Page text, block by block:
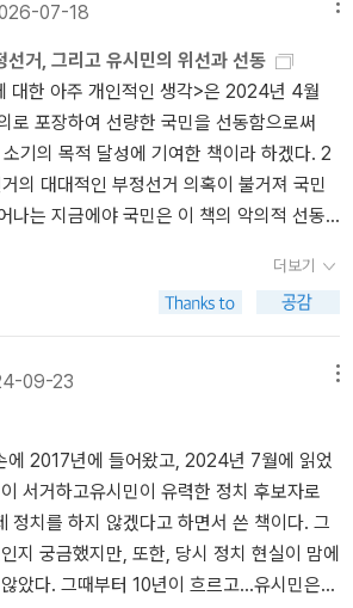
대한 근본적인 생각에 잠길 수 밖에 없다.
내려놓고서 새로운 삶을 시작하는 선언서와
싶었다. 유한성의 존재라는 사실을 받아들
그의 이야기는 정치인의 한 사람으로 독백
의 ''유시민''이라는 사람을 만나게 되며 그의
자신의 모습을 자각적이고 주체적인 자아로
인생 시작은 부모로부터 준비 없이 튀어나
에 대한 자아의 실존적인 요구를 해야만 한
인 이야기보다는 자기가 잘할 수 있고 잘할
기쁨을 누릴 수 있는 일을 하기를 권하고 있
치더라도 이에 부흥하는 재능이 뒷받침이
대로 재능이 아무리 특출나더라도 열정과
다면 역시 그는 불만의 불행으로 보았다. 이
이 본다. 열정과 재능 그사이에서 방황은 늘
것에서 즐김과 누림을 결부시킨다면 이야기
이 순간이라는 점에서 우리 각자의 방향은
것인가. 혹은 우리의 생이라는 시간의 화살
것인가를 그는 묻고 있다.또한 이 즐거운 일
로, 답변도 다르지 않다. 유시민은 이 책의 3
랑하고 연대하라'로 답변하되, 4장 '삶을
해 가치있는 삶을 망치는 못된 생각들을 맹
학자 마틴 셀리그만은 삶의 위대한 세 영역
였고 유시민은 여기에 '연대(solidarity)'의
'동일한 가치관과 목표를 가진 누군가와 손
탕으로 사회적 공동선을 이루어 가는 것'을
대로 성장하고 자라도록 한다. 같은 유전자
이 서로를 돌보고 자신들의 기득권을 지키는
. 이런 측면에서 진보주의란 '유전자를 공유
대한 진정한 관심과, 타인의 복지를 위해 사
놓는 자발성'으로 정의할 수 있다. 즉 진보는
타적으로 행동하는 동물 행동'과 정반대의
. 인간의 본성을 거스르는 부자연스런 길을
사의 소수로 존재한다. 대체로 소수이며, 현
하는 경우가 많다. 승리해도 그 승리를 오래
불구하고, 진보의 정신은 역사적으로 계속
다. 지난 18대 대통령 선거에서 진보주의는
래저래 재밌게 즐겼다. 우리의 인생에서 우
, 솔직히 우리가 주인공인적은 없었다. 크
들이 글쟁이로 알아주고, 국회의원과 장관
워한다. 자기가 하고 싶은 것이 무엇인지 아
할 수 있다는 것이다. 그것이야말로 진정한
사회에서 돈이 중요한 것은 알고 있으나, 돈
결국 남는 것은 극한의 허무이다.돈 외에
채울 수 없기 때문이다. 크라잉넛이 부러운
라 자기가 하고 싶은 것을 하는 것이다. 그들
술이었다. 인생은 예술이라고 말하려면 예
나, 우리의 인생은 예술이 아니라 그저 전시
에 불과하다. 폴 비릴리오의 <소멸의 미학>
으려면 그 존재가 어느 곳에 머물기만 하는
이는 것이다.하지만 우리는 움직일 수 있는
저 박제되어 있는 피조물에 불과하지 않은
없이 꿈도 없이 그저 정해진 틀에 살아가는
것인가? 사무실에 있는 다른 직원, 나보다 어
이 덜 든 같다는 말을 들었다. 크라잉넛에 대
고 그 일을 해야 했던 청춘의 시간을 다른 곳
. 그래서 그는 자신이 가장 잘 하는 일인 글쓰
기를 희망하는지도 모르겠다. 그는 무엇보다
느낄 수 있는 일인 배우고, 깨닫고, 다른 사
어하며, 내면에서 솟아나는 욕망을 긍정적
어 한다.삶에 대한 생각은 이러하고, '어떻게
도 깊은 성찰 끝에 나온 것임을 느낄 수 있는
게 살아가도 괜찮은 걸까?' 에 대한 질문을
'는 자신의 정체성을 알고 싶은 사람들이라면
이지만, 그리 쉽게 답을 얻을 수 없을지도 모
읽으면서 독자들도 그와 같은 질문을 스스
다.생명이 존엄하듯이 죽음도 역시 존엄해
생각도 함께 담아 놓았다.1장, 2장으로 거쳐
도 즐거울 것 같은 일을 찾으라'고 말한다. 바
에서 말하고 싶었던 것일 수도 있고, 자신이
있다는 생각이 든다.그는 소통에 관한 이야
던 이전의 글쓰기가 이 책의 전체 중에서 반
. 나머지는 자신의 이야기를 쓴 것이다. 사실
동안 고집했던 글쓰기에 약간의 변화를 주느
다고 솔직하게 고백한다. 이번에 쓴 책이 지
들었으며 글쓰기만큼은 정치적 자기 검열을
부터 독자와 좀 더 가까이 소통하려는 그의
. '저는 원래 사나운 사람이 아닙니다.' 지금
대 교수는 ‘직업 정치인’ 유시민을 이렇게
가는 감각이 좋습니다. 그 점에서 ‘엉덩이’가
정하게 파악하고 있어요. ‘마키아벨리’적인
가 자신과 견해를 달리하는 사람을 예를 갖추
면서 생긴 것이죠. (조국, 『진보집권플랜』오
고 있을까? 그는 자신의 냉철한 모습에 대해
히 이렇게 표현해도 좋을지 모르겠지만, 그
인의 가십을 위트 넘치게 '개그'로 승화시
는 '내려놓음'을 보여준다. 「개그콘서트」의
말해 본다. “저는 원래 사나운 사람이 아닙
성, 공감의 능력을 발휘하는 것을 연대라고
놀이, 사랑과 더불어 삶을 의미있고 존엄하고
이다. 최근에 지인때문에 병원에 자주 갔었
많다. 대학병원 응급실은 삶의 전쟁터다. 전
이 많이 모여 있는 곳으로 야구장도 마잖가
야구장도 찾는다. '구구팔팔 이삼사!', 아흔아
이틀 사흘 누웠다가 죽자는 말이다. 여한없
통없는 죽음이야 말로 산자가 죽음에 이르
자기 동생과 이별하게 되었던 기억을 되살
07-18
선거, 그리고 유시민의 위선과 선동
대한 아주 개인적인 생각>은 2024년 4월
로 포장하여 선량한 국민을 선동함으로써
기의 목적 달성에 기여한 책이라 하겠다. 2
의 대대적인 부정선거 의혹이 불거져 국민
나는 지금에야 국민은 이 책의 악의적 선동
히 외면한 채, 왜곡된 선거 결과를 기반으로
깨끗하고 옳을 길만 걸어왔던 윤대통령을
동의 결과물이라는 역사적 결론에 이를 것으
논리적 오류와 저자의 위선적 선동 내용을 상
다. 1. 2024년 4월 총선 결과의 아전인수격
거 의혹의 원천 배제: 제22대 총선은 사전
적인 득표율 격차, 통계학적 확률을 벗어난
혐의와 의혹이 제기되었다. 그럼에도 저자
과 검증 요구를 단순한 음모론으로 치부하며
.• 민의 왜곡과 정당성 급조: 책은 총선 결과
는 정당한 국민 여론의 표출로만 규정한다. 선
더보기
09-23
에 2017년에 들어왔고, 2024년 7월에 읽었
서거하고유시민이 유력한 정치 후보자로
정치를 하지 않겠다고 하면서 쓴 책이다. 그
지 궁금했지만, 또한, 당시 정치 현실이 맘에
았다. 그때부터 10년이 흐르고...유시민은